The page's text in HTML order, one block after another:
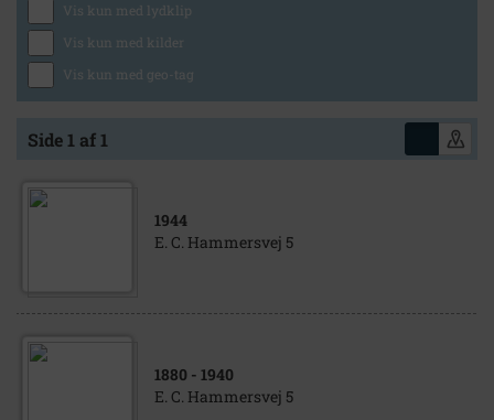
Vis kun med lydklip
Vis kun med kilder
Vis kun med geo-tag
Side 1 af 1
1944
E. C. Hammersvej 5
1880 - 1940
E. C. Hammersvej 5